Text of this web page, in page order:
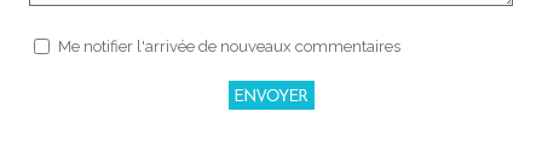
Me notifier l'arrivée de nouveaux commentaires